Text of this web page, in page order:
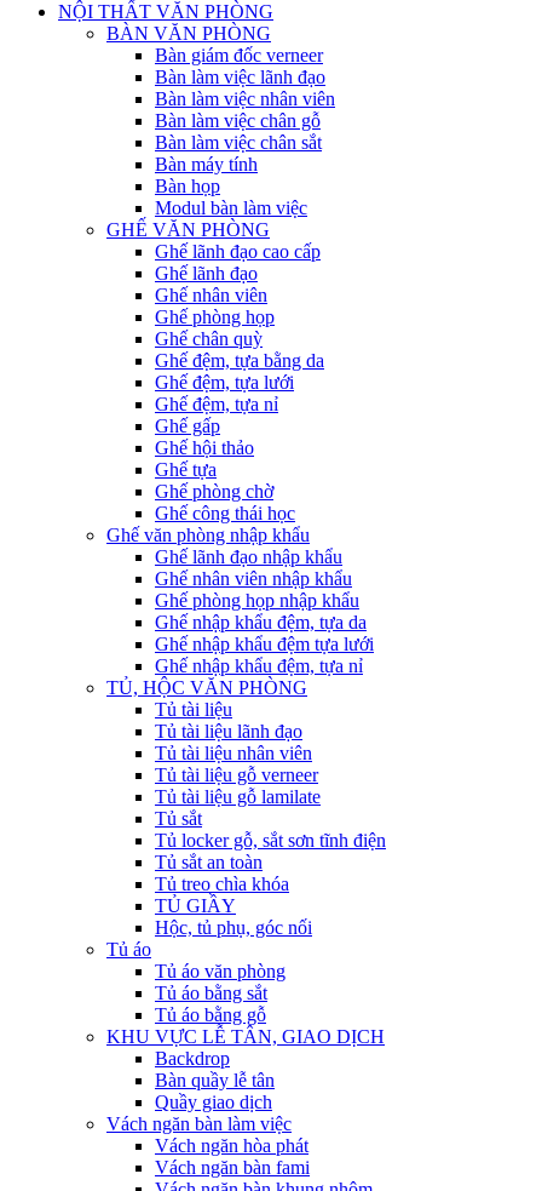
NỘI THẤT VĂN PHÒNG
BÀN VĂN PHÒNG
Bàn giám đốc verneer
Bàn làm việc lãnh đạo
Bàn làm việc nhân viên
Bàn làm việc chân gỗ
Bàn làm việc chân sắt
Bàn máy tính
Bàn họp
Modul bàn làm việc
GHẾ VĂN PHÒNG
Ghế lãnh đạo cao cấp
Ghế lãnh đạo
Ghế nhân viên
Ghế phòng họp
Ghế chân quỳ
Ghế đệm, tựa bằng da
Ghế đệm, tựa lưới
Ghế đệm, tựa nỉ
Ghế gấp
Ghế hội thảo
Ghế tựa
Ghế phòng chờ
Ghế công thái học
Ghế văn phòng nhập khẩu
Ghế lãnh đạo nhập khẩu
Ghế nhân viên nhập khẩu
Ghế phòng họp nhập khẩu
Ghế nhập khẩu đệm, tựa da
Ghế nhập khẩu đệm tựa lưới
Ghế nhập khẩu đệm, tựa nỉ
TỦ, HỘC VĂN PHÒNG
Tủ tài liệu
Tủ tài liệu lãnh đạo
Tủ tài liệu nhân viên
Tủ tài liệu gỗ verneer
Tủ tài liệu gỗ lamilate
Tủ sắt
Tủ locker gỗ, sắt sơn tĩnh điện
Tủ sắt an toàn
Tủ treo chìa khóa
TỦ GIẦY
Hộc, tủ phụ, góc nối
Tủ áo
Tủ áo văn phòng
Tủ áo bằng sắt
Tủ áo bằng gỗ
KHU VỰC LỄ TÂN, GIAO DỊCH
Backdrop
Bàn quầy lễ tân
Quầy giao dịch
Vách ngăn bàn làm việc
Vách ngăn hòa phát
Vách ngăn bàn fami